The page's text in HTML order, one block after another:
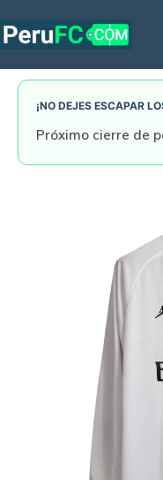
to
¡NO DEJES ESCAPAR
Próximo cierre de